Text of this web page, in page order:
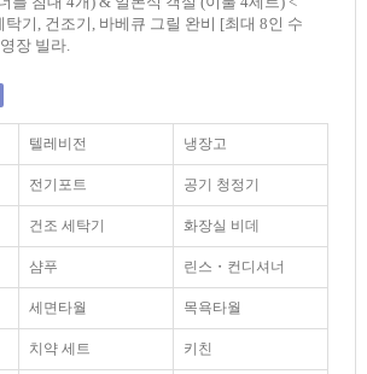
탁기, 건조기, 바베큐 그릴 완비 [최대 8인 수
장 빌라.
텔레비전 냉장고
전기포트 공기 청정기
건조 세탁기 화장실 비데
샴푸 린스・컨디셔너
세면타월 목욕타월
치약 세트 키친